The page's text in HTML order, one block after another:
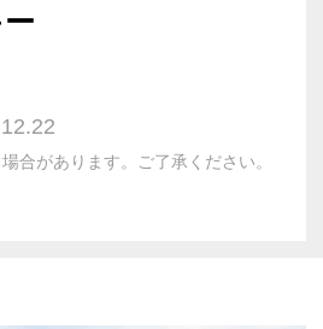
合があります。ご了承ください。